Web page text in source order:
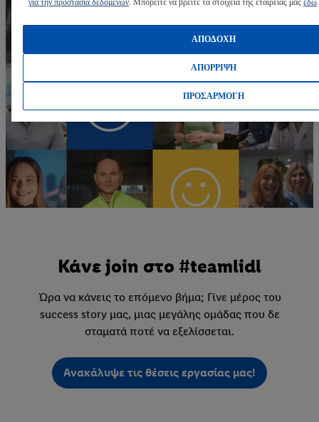
Κάνε join στο #teamlidl
Ώρα να κάνεις το επόμενο βήμα; Γίνε μέρος του
success story μας, μιας μεγάλης ομάδας που δε
σταματά ποτέ να εξελίσσεται.
Ανακάλυψε τις θέσεις εργασίας μας!
ΑΠΟΡΡΙΨΗ
ΑΠΟΔΟΧΗ
ΠΡΟΣΑΡΜΟΓΗ